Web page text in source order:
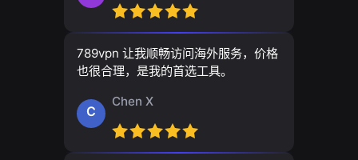
789vpn 让我顺畅访问海外服务，价格
也很合理，是我的首选工具。
C
Chen X